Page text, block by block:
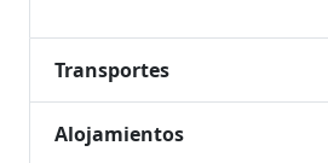
Transportes
Alojamientos